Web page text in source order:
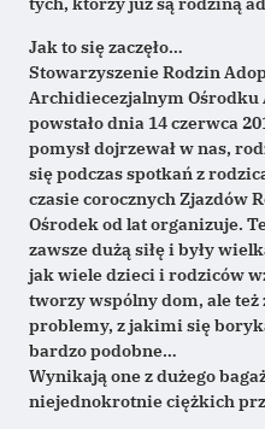
Jak to się zaczęło…
Stowarzyszenie Rodzin
Archidiecezjalnym Ośrodku
powstało dnia 14 czerwca
pomysł dojrzewał w nas,
się podczas spotkań z
czasie corocznych Zjazdów
Ośrodek od lat organizuje.
zawsze dużą siłę i były
jak wiele dzieci i rodziców
tworzy wspólny dom, ale też
problemy, z jakimi się
bardzo podobne…
Wynikają one z dużego
niejednokrotnie ciężkich